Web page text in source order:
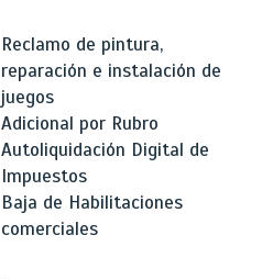
Reclamo de pintura,
reparación e instalación de
juegos
Adicional por Rubro
Autoliquidación Digital de
Impuestos
Baja de Habilitaciones
comerciales